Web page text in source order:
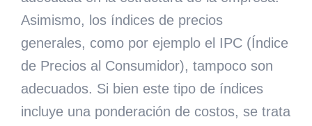
Asimismo, los índices de precios
generales, como por ejemplo el IPC (Índice
de Precios al Consumidor), tampoco son
adecuados. Si bien este tipo de índices
incluye una ponderación de costos, se trata